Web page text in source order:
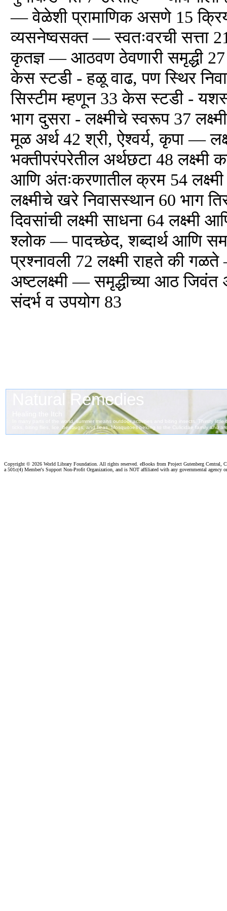
— वेळेशी प्रामाणिक असणे 15
व्यसनेष्वसक्त — स्वतःवरची सत्ता
कृतज्ञ — आठवण ठेवणारी समृद्धी
केस स्टडी - हळू वाढ, पण स्थिर
सिस्टीम म्हणून 33 केस स्टडी -
भाग दुसरा - लक्ष्मीचे स्वरूप 37
मूळ अर्थ 42 श्री, ऐश्वर्य, कृपा —
भक्तीपरंपरेतील अर्थछटा 48
आणि अंतःकरणातील क्रम 54
लक्ष्मीचे खरे निवासस्थान 60 भाग
दिवसांची लक्ष्मी साधना 64 लक्ष्मी
श्लोक — पादच्छेद, शब्दार्थ आणि
प्रश्नावली 72 लक्ष्मी राहते की
अष्टलक्ष्मी — समृद्धीच्या आठ जिवंत
संदर्भ व उपयोग 83
Copyright © 2026 World Library Foundation. All rights reserved. eBooks from Project Gutenberg Central,
a 501c(4) Member's Support Non-Profit Organization, and is NOT affiliated with any governmental agency